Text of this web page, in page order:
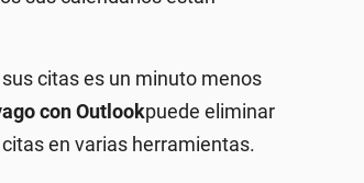
citas es un minuto menos
con Outlookpuede eliminar
en varias herramientas.